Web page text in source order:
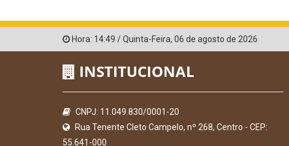
Hora: 14:49 /Quinta-Feira, 06 de agosto de 2026
INSTITUCIONAL
CNPJ: 11.049.830/0001-20
Rua Tenente Cleto Campelo, nº 268, Centro - CEP:
55.641-000